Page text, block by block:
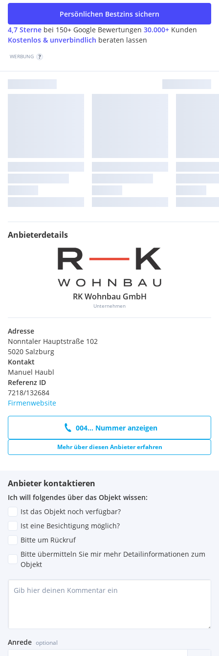
4,7 Sterne bei 150+ Google Bewertungen 30.000+ Kunden
Kostenlos & unverbindlich beraten lassen
Persönlichen Bestzins sichern
WERBUNG
Anbieterdetails
RK Wohnbau GmbH
Unternehmen
Adresse
Nonntaler Hauptstraße 102
5020 Salzburg
Kontakt
Manuel Haubl
Referenz ID
7218/132684
Firmenwebsite
004... Nummer anzeigen
Mehr über diesen Anbieter erfahren
Anbieter kontaktieren
Ich will folgendes über das Objekt wissen:
Ist das Objekt noch verfügbar?
Ist eine Besichtigung möglich?
Bitte um Rückruf
Bitte übermitteln Sie mir mehr Detailinformationen zum
Objekt
Anrede optional